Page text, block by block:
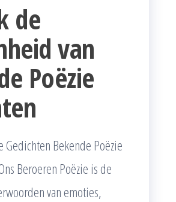
de
van
Poëzie
Gedichten Bekende Poëzie
Beroeren Poëzie is de
van emoties,